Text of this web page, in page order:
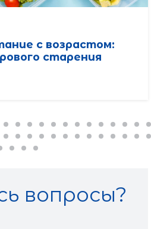
с возрастом:
старения
вопросы?